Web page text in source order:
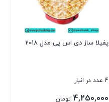
پفیلا ساز دی اس پی مدل 2018
4 عدد در انبار
4,250,000 تومان